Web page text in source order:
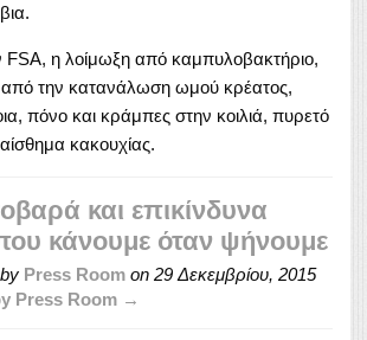
η λοίμωξη από καμπυλοβακτήριο,
από την κατανάλωση ωμού κρέατος,
πόνο και κράμπες στην κοιλιά, πυρετό
κακουχίας.
και επικίνδυνα
κάνουμε όταν ψήνουμε
Press Room on 29 Δεκεμβρίου, 2015
Press Room →